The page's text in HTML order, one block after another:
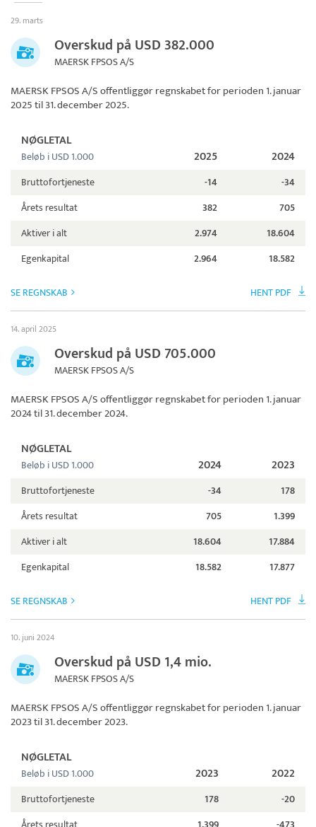
29. marts
Overskud på USD 382.000
MAERSK FPSOS A/S
MAERSK FPSOS A/Soffentliggør regnskabet for perioden 1. januar
2025 til 31. december 2025.
NØGLETAL
Beløb i USD 1.000 2025 2024
Bruttofortjeneste -14
-34
Årets resultat
382
705
Aktiver i alt
2.974
18.604
Egenkapital
2.964 18.582
SE REGNSKAB HENT PDF
14. april 2025
Overskud på USD 705.000
MAERSK FPSOS A/S
MAERSK FPSOS A/Soffentliggør regnskabet for perioden 1. januar
2024 til 31. december 2024.
NØGLETAL
Beløb i USD 1.000 2024 2023
Bruttofortjeneste -34
178
Årets resultat
705
1.399
Aktiver i alt
18.604
17.884
Egenkapital
18.582 17.877
SE REGNSKAB HENT PDF
10. juni 2024
Overskud på USD 1,4 mio.
MAERSK FPSOS A/S
MAERSK FPSOS A/Soffentliggør regnskabet for perioden 1. januar
2023 til 31. december 2023.
NØGLETAL
Beløb i USD 1.000 2023 2022
Bruttofortjeneste 178
-20